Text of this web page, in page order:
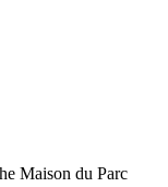
Maison du Parc